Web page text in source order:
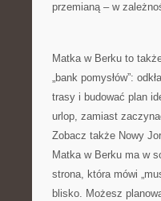
przemianą – w
Matka w Berku to
„bank pomysłów”:
trasy i budować plan
urlop, zamiast
Zobacz także Nowy
Matka w Berku ma w
strona, która mówi
blisko. Możesz